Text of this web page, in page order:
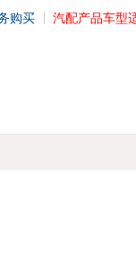
购买 汽配产品车型